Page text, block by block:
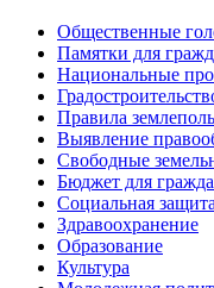
Общественные
Памятки для
Национальные
Правила
Выявление
Свободные
Бюджет для
Социальная защита
Здравоохранение
Образование
Культура